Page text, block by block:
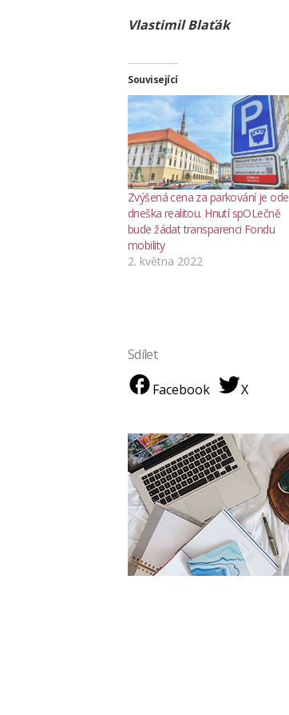
Vlastimil Blaťák
Související
Zvýšená cena za parkování je ode
dneška realitou. Hnutí spOLečně
bude žádat transparenci Fondu
mobility
2. května 2022
Sdílet
Facebook
X